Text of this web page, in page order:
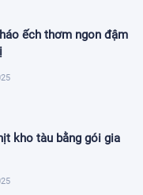
ếch thơm ngon đậm
kho tàu bằng gói gia